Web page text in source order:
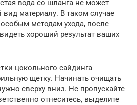
вода со шланга не может
вид материалу. В таком случае
особым методам ухода, после
хороший результат ваших
цокольного сайдинга
щетку. Начинать очищать
сверху вниз. Не пропускайте
отнеситесь, выделите